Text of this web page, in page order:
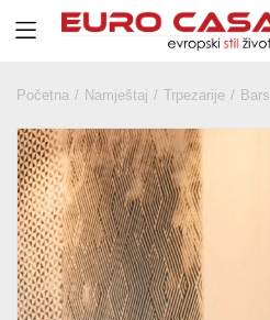
Početna Namještaj Trpezarije